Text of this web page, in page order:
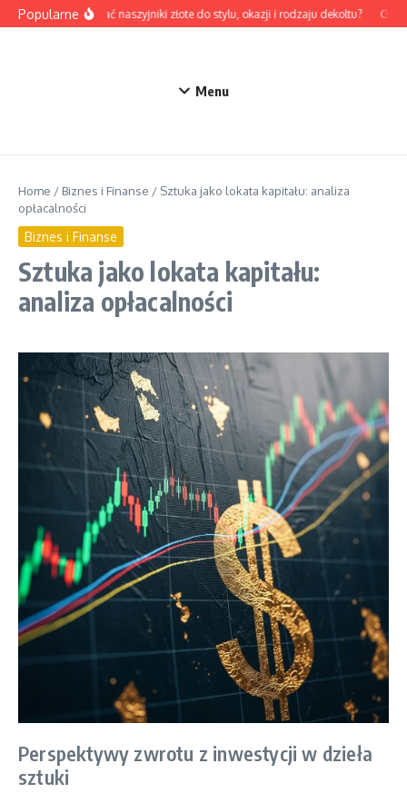
Przejdź do treści
PopularneJak dobrać naszyjniki złote do stylu, okazji i rodzaju dekoltu?
Menu
Home / Biznes i Finanse / Sztuka jako lokata kapitału: analiza
opłacalności
Biznes i Finanse
Sztuka jako lokata kapitału:
analiza opłacalności
Perspektywy zwrotu z inwestycji w dzieła
sztuki